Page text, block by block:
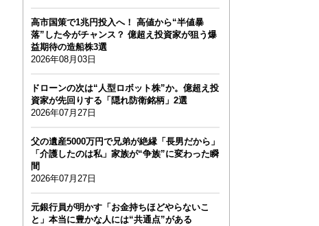
高市国策で1兆円投入へ！ 高値から“半値暴
落”した今がチャンス？ 億超え投資家が狙う爆
益期待の造船株3選
2026年08月03日
ドローンの次は“人型ロボット株”か。億超え投
資家が先回りする「隠れ防衛銘柄」2選
2026年07月27日
父の遺産5000万円で兄弟が絶縁「長男だから」
「介護したのは私」家族が“争族”に変わった瞬
間
2026年07月27日
元銀行員が明かす「お金持ちほどやらないこ
と」本当に豊かな人には“共通点”がある